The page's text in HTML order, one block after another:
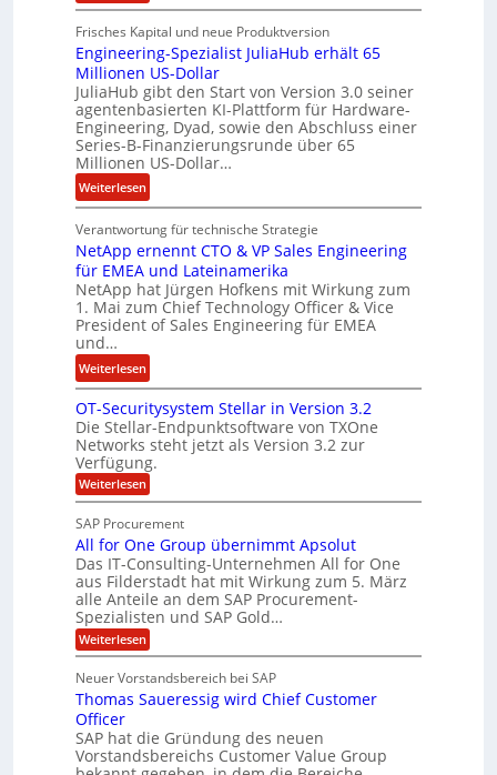
l
d
z
a
h
l
e
n
i
s
e
i
n
e
ö
s
u
n
g
R
y
a
n
C
o
u
s
o
r
d
F
n
a
n
z
c
h
e
e
i
F
S
Frisches Kapital und neue Produktversion
Engineering-Spezialist JuliaHub erhält 65
Millionen US-Dollar
JuliaHub gibt den Start von Version 3.0 seiner
agentenbasierten KI-Plattform für Hardware-
Engineering, Dyad, sowie den Abschluss einer
Series-B-Finanzierungsrunde über 65
Millionen US-Dollar…
Weiterlesen:
E
n
g
n
e
e
r
i
g
S
p
e
z
i
a
l
i
s
t
J
u
i
a
Verantwortung für technische Strategie
NetApp ernennt CTO & VP Sales Engineering
für EMEA und Lateinamerika
NetApp hat Jürgen Hofkens mit Wirkung zum
1. Mai zum Chief Technology Officer & Vice
President of Sales Engineering für EMEA
und…
Weiterlesen:
N
e
t
A
p
p
e
n
n
t
C
T
O
V
P
OT-Securitysystem Stellar in Version 3.2
Die Stellar-Endpunktsoftware von TXOne
Networks steht jetzt als Version 3.2 zur
Verfügung.
Weiterlesen:
O
-
S
e
c
u
r
i
t
y
y
s
e
m
S
SAP Procurement
All for One Group übernimmt Apsolut
Das IT-Consulting-Unternehmen All for One
aus Filderstadt hat mit Wirkung zum 5. März
alle Anteile an dem SAP Procurement-
Spezialisten und SAP Gold…
Weiterlesen:
A
l
f
r
O
n
Neuer Vorstandsbereich bei SAP
Thomas Saueressig wird Chief Customer
Officer
SAP hat die Gründung des neuen
Vorstandsbereichs Customer Value Group